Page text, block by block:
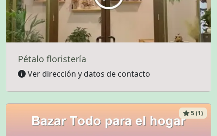
Pétalo floristería
Ver dirección y datos de contacto
5 (1)